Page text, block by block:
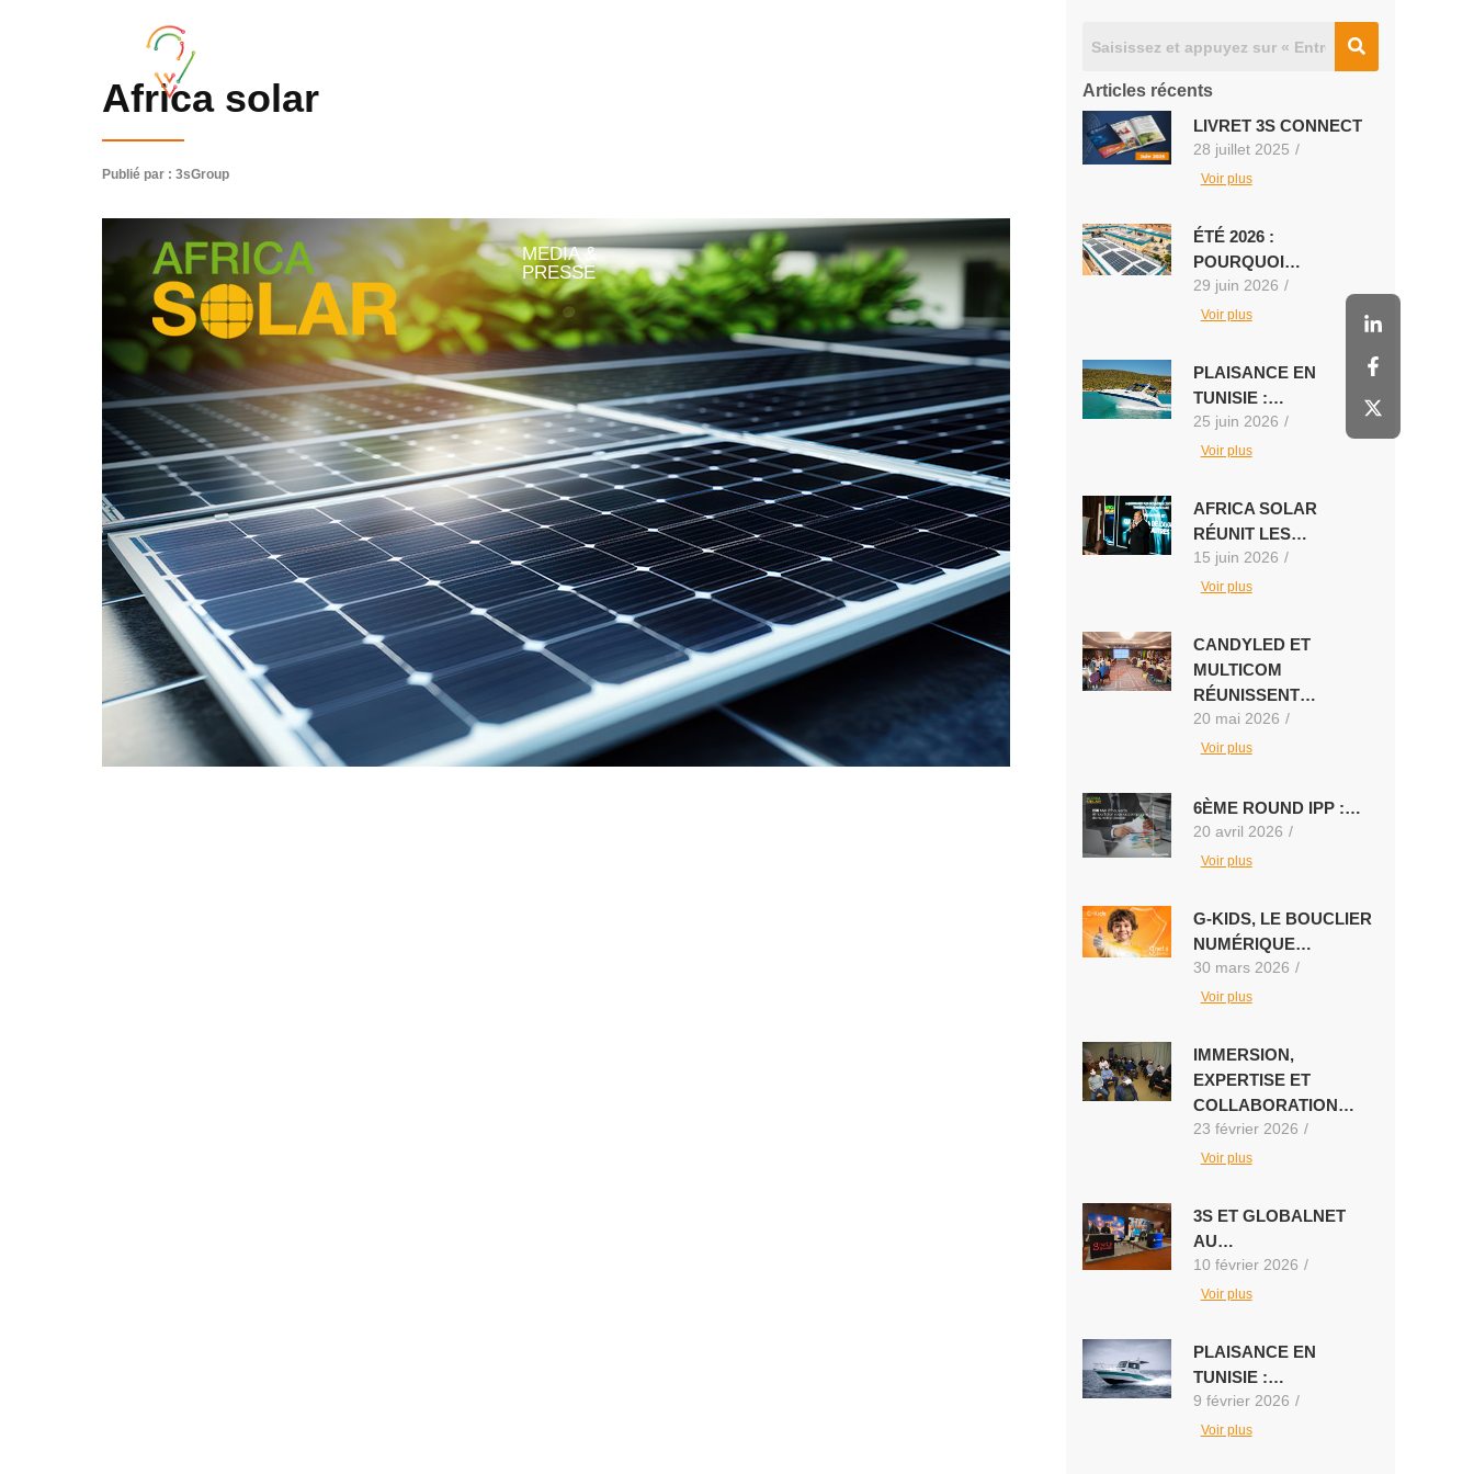
MEDIA &
PRESSE
Africa solar
Publié par : 3sGroup
Articles récents
LIVRET 3S CONNECT
28 juillet 2025 /
Voir plus
ÉTÉ 2026 :
POURQUOI…
29 juin 2026 /
Voir plus
PLAISANCE EN
TUNISIE :…
25 juin 2026 /
Voir plus
AFRICA SOLAR
RÉUNIT LES…
15 juin 2026 /
Voir plus
CANDYLED ET
MULTICOM
RÉUNISSENT…
20 mai 2026 /
Voir plus
6ÈME ROUND IPP :…
20 avril 2026 /
Voir plus
G-KIDS, LE BOUCLIER
NUMÉRIQUE…
30 mars 2026 /
Voir plus
IMMERSION,
EXPERTISE ET
COLLABORATION…
23 février 2026 /
Voir plus
3S ET GLOBALNET
AU…
10 février 2026 /
Voir plus
PLAISANCE EN
TUNISIE :…
9 février 2026 /
Voir plus